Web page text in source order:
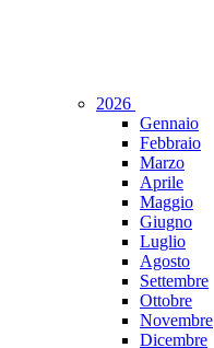
2026
Gennaio
Febbraio
Marzo
Aprile
Maggio
Giugno
Luglio
Agosto
Settembre
Ottobre
Novembre
Dicembre